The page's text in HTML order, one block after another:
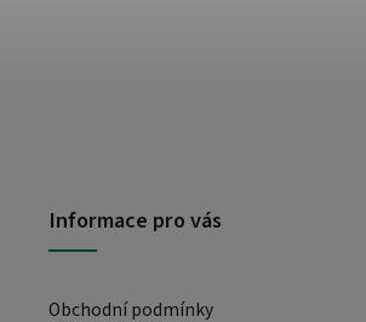
Informace pro vás
Obchodní podmínky